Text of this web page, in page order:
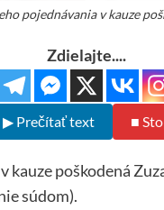
pojednávania v kauze
Zdielajte....
▶ Prečítať text ■
kauze poškodená
súdom).